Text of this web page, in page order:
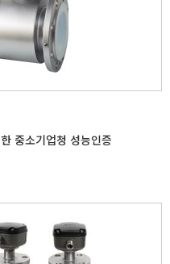
중소기업청 성능인증